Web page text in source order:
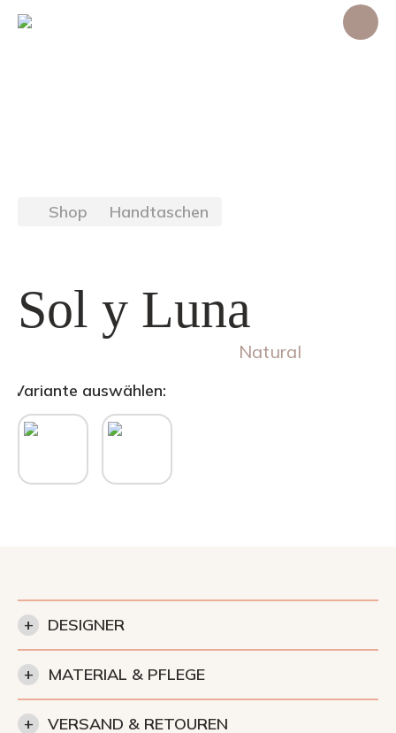
Shop Handtaschen
Sol y Luna
Natural
Variante auswählen:
+ DESIGNER
+ MATERIAL & PFLEGE
+ VERSAND & RETOUREN